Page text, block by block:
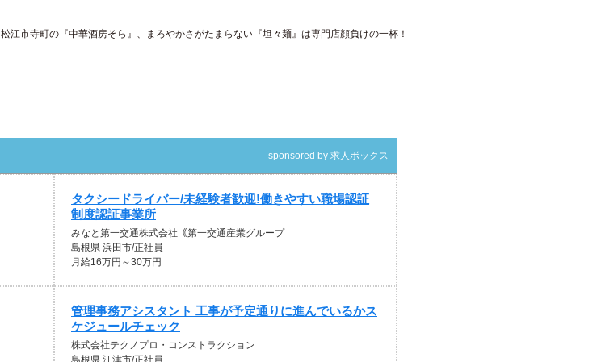
松江市寺町の『中華酒房そら』、まろやかさがたまらない『坦々麺』は専門店顔負けの一杯！
sponsored by 求人ボックス
タクシードライバー/未経験者歓迎!働きやすい職場認証
制度認証事業所
みなと第一交通株式会社｟第一交通産業グループ
島根県 浜田市/正社員
月給16万円～30万円
管理事務アシスタント 工事が予定通りに進んでいるかス
ケジュールチェック
株式会社テクノプロ・コンストラクション
島根県 江津市/正社員